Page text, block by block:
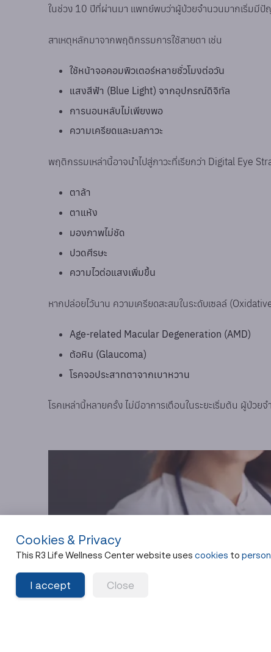
ในช่วง 10 ปีที่ผ่านมา แพทย์พบว่าผู้ป่วยจำนวนมากเริ่มมีปั
สาเหตุหลักมาจากพฤติกรรมการใช้สายตา เช่น
ใช้หน้าจอคอมพิวเตอร์หลายชั่วโมงต่อวัน
แสงสีฟ้า (Blue Light) จากอุปกรณ์ดิจิทัล
การนอนหลับไม่เพียงพอ
ความเครียดและมลภาวะ
พฤติกรรมเหล่านี้อาจนำไปสู่ภาวะที่เรียกว่า Digital Eye
ตาล้า
ตาแห้ง
มองภาพไม่ชัด
ปวดศีรษะ
ความไวต่อแสงเพิ่มขึ้น
หากปล่อยไว้นาน ความเครียดสะสมในระดับเซลล์
Age-related Macular Degeneration (AMD)
ต้อหิน (Glaucoma)
โรคจอประสาทตาจากเบาหวาน
โรคเหล่านี้หลายครั้ง ไม่มีอาการเตือนในระยะเริ่มต้น ผู้ป่ว
Cookies & Privacy
This R3 Life Wellness Center website usescookies to
I accept Close